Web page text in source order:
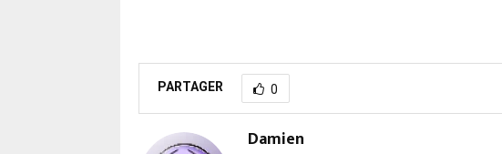
PARTAGER 0
Damien